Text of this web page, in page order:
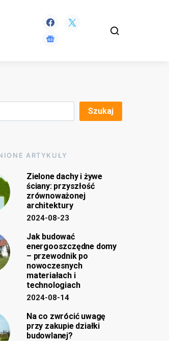
Szukaj
ARTYKUŁY
Zielone dachy i żywe
ściany: przyszłość
zrównoważonej
architektury
2024-08-23
Jak budować
energooszczędne domy
– przewodnik po
nowoczesnych
materiałach i
technologiach
2024-08-14
Na co zwrócić uwagę
przy zakupie działki
budowlanej?